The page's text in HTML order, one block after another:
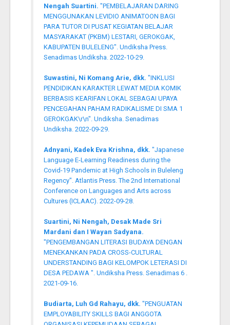
Nengah Suartini. "PEMBELAJARAN DARING
MENGGUNAKAN LEVIDIO ANIMATOON BAGI
PARA TUTOR DI PUSAT KEGIATAN BELAJAR
MASYARAKAT (PKBM) LESTARI, GEROKGAK,
KABUPATEN BULELENG". Undiksha Press.
Senadimas Undiksha. 2022-10-29.
Suwastini, Ni Komang Arie, dkk. "INKLUSI
PENDIDIKAN KARAKTER LEWAT MEDIA KOMIK
BERBASIS KEARIFAN LOKAL SEBAGAI UPAYA
PENCEGAHAN PAHAM RADIKALISME DI SMA 1
GEROKGAK\r\n". Undiksha. Senadimas
Undiksha. 2022-09-29.
Adnyani, Kadek Eva Krishna, dkk. "Japanese
Language E-Learning Readiness during the
Covid-19 Pandemic at High Schools in Buleleng
Regency". Atlantis Press. The 2nd International
Conference on Languages and Arts across
Cultures (ICLAAC). 2022-09-28.
Suartini, Ni Nengah, Desak Made Sri
Mardani dan I Wayan Sadyana.
"PENGEMBANGAN LITERASI BUDAYA DENGAN
MENEKANKAN PADA CROSS-CULTURAL
UNDERSTANDING BAGI KELOMPOK LETERASI DI
DESA PEDAWA ". Undiksha Press. Senadimas 6 .
2021-09-16.
Budiarta, Luh Gd Rahayu, dkk. "PENGUATAN
EMPLOYABILITY SKILLS BAGI ANGGOTA